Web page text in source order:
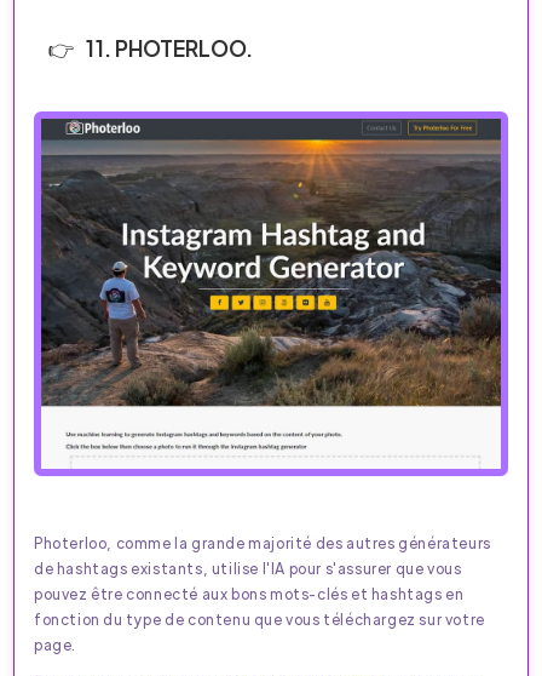
11. PHOTERLOO.
Photerloo, comme la grande majorité des autres générateurs
de hashtags existants, utilise l'IA pour s'assurer que vous
pouvez être connecté aux bons mots-clés et hashtags en
fonction du type de contenu que vous téléchargez sur votre
page.